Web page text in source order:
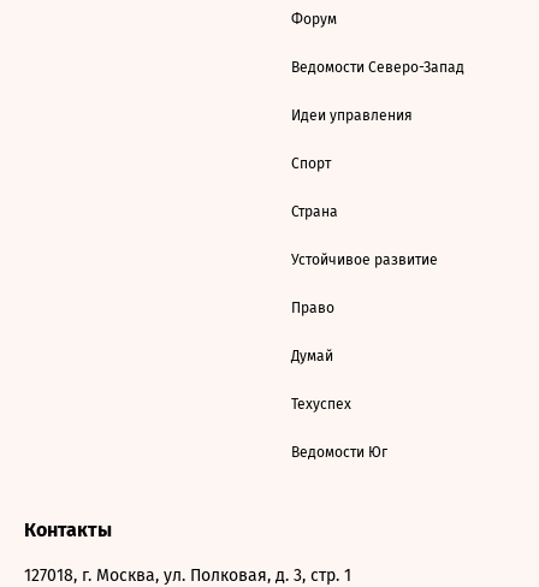
Форум
Ведомости Северо-Запад
Идеи управления
Спорт
Страна
Устойчивое развитие
Право
Думай
Техуспех
Ведомости Юг
Контакты
127018, г. Москва, ул. Полковая, д. 3, стр. 1